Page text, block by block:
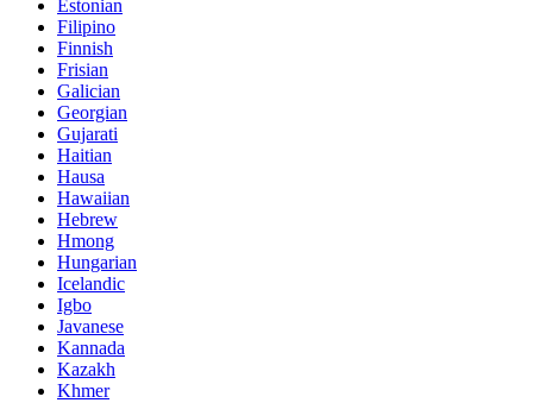
Estonian
Filipino
Finnish
Frisian
Galician
Georgian
Gujarati
Haitian
Hausa
Hawaiian
Hebrew
Hmong
Hungarian
Icelandic
Igbo
Javanese
Kannada
Kazakh
Khmer